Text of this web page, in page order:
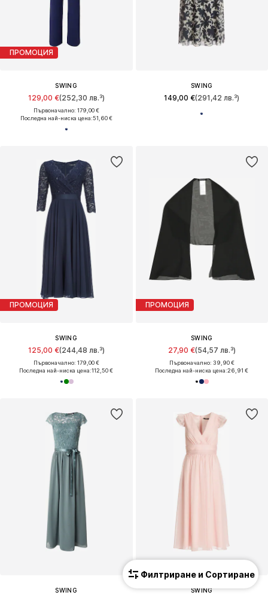
ПРОМОЦИЯ
SWING
129,00 €(252,30 лв.³)
Първоначално: 179,00 €
Последна най-ниска цена:51,60 €
SWING
149,00 €(291,42 лв.³)
ПРОМОЦИЯ
SWING
125,00 €(244,48 лв.³)
Първоначално: 179,00 €
Последна най-ниска цена:112,50 €
ПРОМОЦИЯ
SWING
27,90 €(54,57 лв.³)
Първоначално: 39,90 €
Последна най-ниска цена:26,91 €
SWING SWING
Филтриране и Сортиране